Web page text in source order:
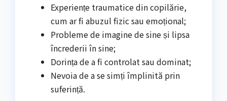
Experiențe traumatice din copilărie,
cum ar fi abuzul fizic sau emoțional;
Probleme de imagine de sine și lipsa
încrederii în sine;
Dorința de a fi controlat sau dominat;
Nevoia de a se simți împlinită prin
suferință.